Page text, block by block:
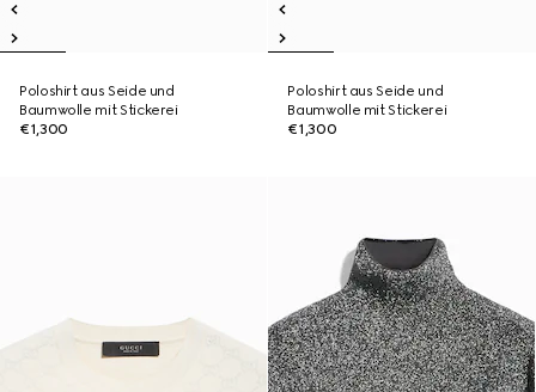
Poloshirt aus Seide und
Baumwolle mit Stickerei
€1,300
Poloshirt aus Seide und
Baumwolle mit Stickerei
€1,300